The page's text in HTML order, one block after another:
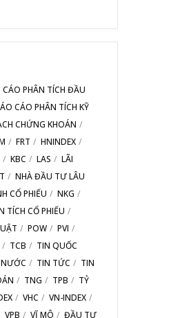
CÁO PHÂN TÍCH ĐẦU
CÁO PHÂN TÍCH KỸ
CHỨNG KHOÁN
FRT
HNINDEX
KBC LAS
LÃI
NHÀ ĐẦU TƯ LÂU
CỔ PHIẾU
NKG
TÍCH CỔ PHIẾU
POW
PVI
TCB
TIN QUỐC
TIN TỨC
TIN
TNG TPB
TỶ
VHC
VN-INDEX
VPB VĨ MÔ ĐẦU TƯ